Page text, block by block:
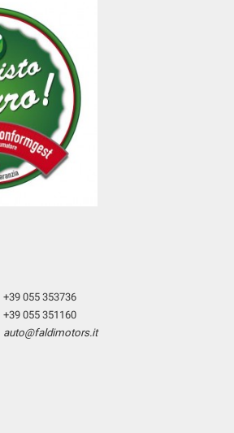
+39 055 353736
+39 055 351160
auto@faldimotors.it